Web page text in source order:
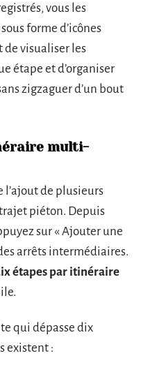
vous les
forme d’icônes
de visualiser les
étape et d’organiser
zigzaguer d’un bout
multi-
l’ajout de plusieurs
piéton. Depuis
sur « Ajouter une
arrêts intermédiaires.
étapes par itinéraire
qui dépasse dix
existent :